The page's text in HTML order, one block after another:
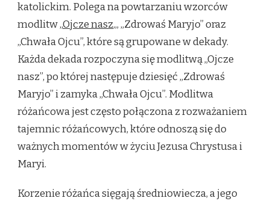
katolickim. Polega na powtarzaniu wzorców
modlitw „Ojcze nasz„, „Zdrowaś Maryjo” oraz
„Chwała Ojcu”, które są grupowane w dekady.
Każda dekada rozpoczyna się modlitwą „Ojcze
nasz”, po której następuje dziesięć „Zdrowaś
Maryjo” i zamyka „Chwała Ojcu”. Modlitwa
różańcowa jest często połączona z rozważaniem
tajemnic różańcowych, które odnoszą się do
ważnych momentów w życiu Jezusa Chrystusa i
Maryi.
Korzenie różańca sięgają średniowiecza, a jego